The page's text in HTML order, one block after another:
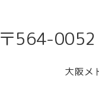
〒564-0052
大阪メ